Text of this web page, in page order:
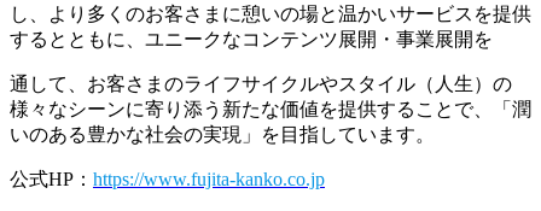
し、より多くのお客さまに憩いの場と温かいサービスを提供
するとともに、ユニークなコンテンツ展開・事業展開を
通して、お客さまのライフサイクルやスタイル（人生）の
様々なシーンに寄り添う新たな価値を提供することで、「潤
いのある豊かな社会の実現」を目指しています。
公式HP： https://www.fujita-kanko.co.jp